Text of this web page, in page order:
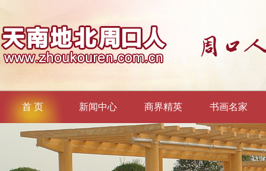
首 页 新闻中心 商界精英 书画名家